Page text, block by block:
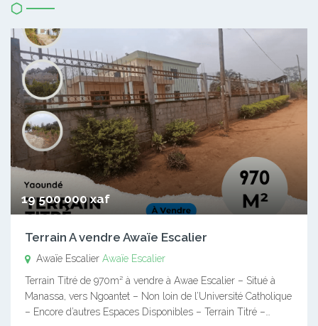
19 500 000 xaf
Terrain A vendre Awaïe Escalier
Awaïe Escalier Awaïe Escalier
Terrain Titré de 970m² à vendre à Awae Escalier – Situé à
Manassa, vers Ngoantet – Non loin de l’Université Catholique
– Encore d’autres Espaces Disponibles – Terrain Titré –…